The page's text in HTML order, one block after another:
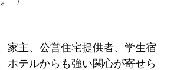
家主、公営住宅提供者、学生宿
ホテルからも強い関心が寄せら